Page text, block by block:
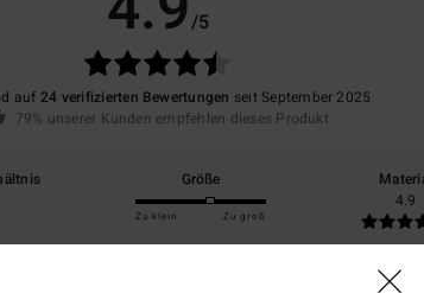
/5
auf 24 verifizierten Bewertungen seit September 2025
79% unserer Kunden empfehlen dieses Produkt
Größe
Zu klein Zu groß
4.9